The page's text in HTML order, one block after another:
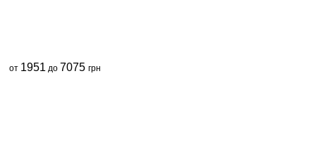
от 1951 до 7075 грн